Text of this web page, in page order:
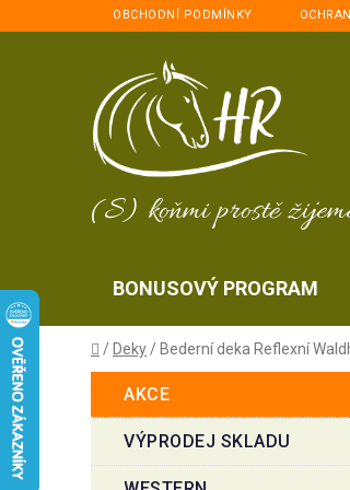
na
OBCHODNÍ PODMÍNKY
(S) koňmi prostě
BONUSOVÝ PROGRAM
Domů
/ Deky / Bederní deka Reflexní
o
t
kategorie
AKCE
VÝPRODEJ SKLADU